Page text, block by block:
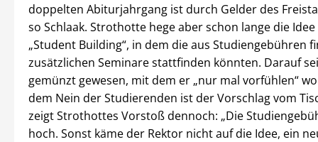
doppelten Abiturjahrgang ist durch Gelder des
so Schlaak. Strothotte hege aber schon lange die Idee
„Student Building“, in dem die aus Studiengebühren
zusätzlichen Seminare stattfinden könnten. Darauf
gemünzt gewesen, mit dem er „nur mal vorfühlen“
dem Nein der Studierenden ist der Vorschlag vom
zeigt Strothottes Vorstoß dennoch: „Die
hoch. Sonst käme der Rektor nicht auf die Idee, ein